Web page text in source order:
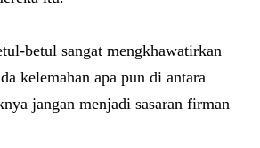
betul sangat mengkhawatirkan
kelemahan apa pun di antara
jangan menjadi sasaran firman